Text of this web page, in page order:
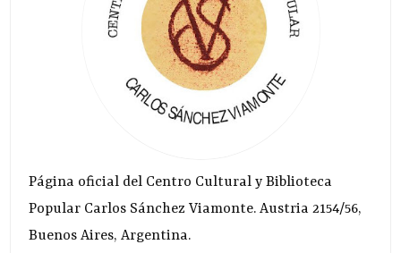
Página oficial del Centro Cultural y Biblioteca
Popular Carlos Sánchez Viamonte. Austria 2154/56,
Buenos Aires, Argentina.